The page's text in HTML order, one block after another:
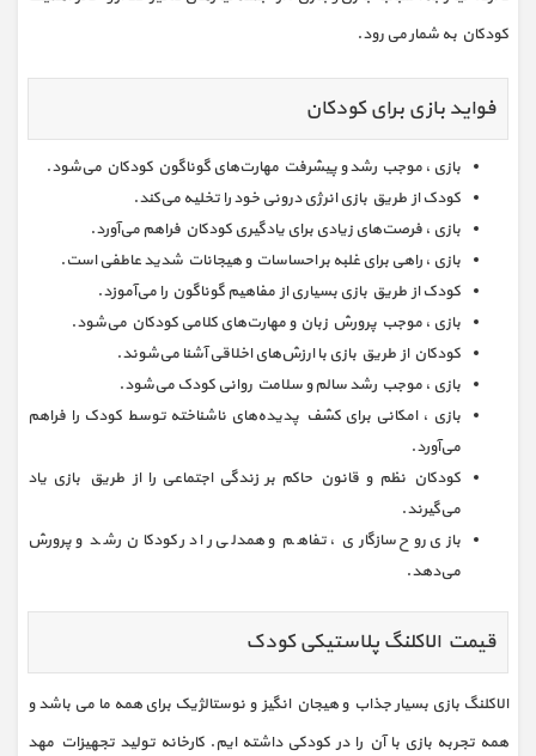
کودکان به شمار می رود.
فواید بازی برای کودکان
بازی ، موجب رشد و پیشرفت مهارت‌های گوناگون کودکان می‌شود.
کودک از طریق بازی انرژی درونی خود را تخلیه می‌کند.
بازی ، فرصت‌های زیادی برای یادگیری کودکان فراهم می‌آورد.
بازی ، راهی برای غلبه بر احساسات و هیجانات شدید عاطفی است.
کودک از طریق بازی بسیاری از مفاهیم گوناگون را می‌آموزد.
بازی ، موجب پرورش زبان و مهارت‌های کلامی کودکان می‌شود.
کودکان از طریق بازی با ارزش‌های اخلاقی آشنا می‌شوند.
بازی ، موجب رشد سالم و سلامت روانی کودک می‌شود.
بازی ، امکانی برای کشف پدیده‌های ناشناخته توسط کودک را فراهم
می‌آورد.
کودکان نظم و قانون حاکم بر زندگی اجتماعی را از طریق بازی یاد
می‌گیرند.
بازی روح سازگاری ، تفاهم و همدلی را در کودکان رشد و پرورش
می‌دهد.
قیمت الاکلنگ پلاستیکی کودک
الاکلنگ بازی بسیار جذاب و هیجان انگیز و نوستالژیک برای همه ما می باشد و
همه تجربه بازی با آن را در کودکی داشته ایم. کارخانه تولید تجهیزات مهد